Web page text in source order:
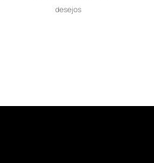
desejos